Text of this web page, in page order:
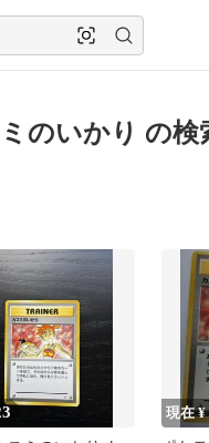
のいかり の検
現在 ¥